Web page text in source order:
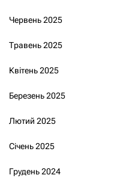
Червень 2025
Травень 2025
Квітень 2025
Березень 2025
Лютий 2025
Січень 2025
Грудень 2024